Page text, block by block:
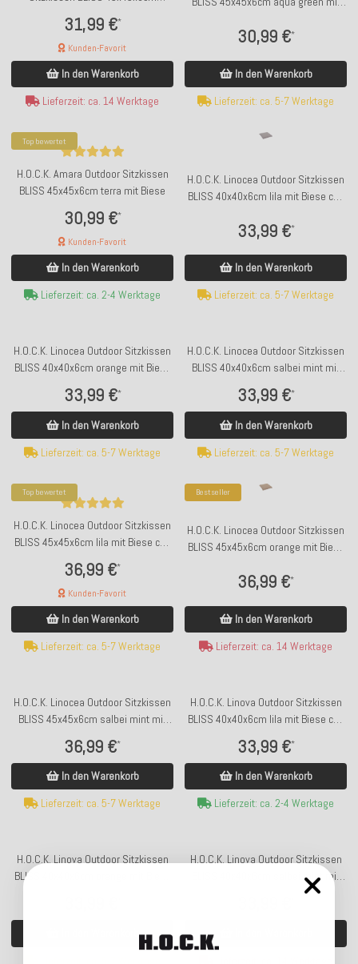
31,99 €*
Kunden-Favorit
In den Warenkorb
Lieferzeit: ca. 14 Werktage
30,99 €*
In den Warenkorb
Lieferzeit: ca. 5-7 Werktage
Top bewertet
H.O.C.K. Amara Outdoor Sitzkissen
BLISS 45x45x6cm terra mit Biese
30,99 €*
Kunden-Favorit
In den Warenkorb
Lieferzeit: ca. 2-4 Werktage
H.O.C.K. Linocea Outdoor Sitzkissen
BLISS 40x40x6cm lila mit Biese col.
33,99 €*
In den Warenkorb
Lieferzeit: ca. 5-7 Werktage
H.O.C.K. Linocea Outdoor Sitzkissen
BLISS 40x40x6cm orange mit Biese
33,99 €*
In den Warenkorb
Lieferzeit: ca. 5-7 Werktage
H.O.C.K. Linocea Outdoor Sitzkissen
BLISS 40x40x6cm salbei mint mit
33,99 €*
In den Warenkorb
Lieferzeit: ca. 5-7 Werktage
Top bewertet
H.O.C.K. Linocea Outdoor Sitzkissen
BLISS 45x45x6cm lila mit Biese col.
36,99 €*
Kunden-Favorit
In den Warenkorb
Lieferzeit: ca. 5-7 Werktage
Bestseller
H.O.C.K. Linocea Outdoor Sitzkissen
BLISS 45x45x6cm orange mit Biese
36,99 €*
In den Warenkorb
Lieferzeit: ca. 14 Werktage
H.O.C.K. Linocea Outdoor Sitzkissen
BLISS 45x45x6cm salbei mint mit
36,99 €*
In den Warenkorb
Lieferzeit: ca. 5-7 Werktage
H.O.C.K. Linova Outdoor Sitzkissen
BLISS 40x40x6cm lila mit Biese col.
33,99 €*
In den Warenkorb
Lieferzeit: ca. 2-4 Werktage
H.O.C.K. Linova Outdoor Sitzkissen
BLISS 40x40x6cm orange mit Biese
H.O.C.K. Linova Outdoor Sitzkissen
BLISS 40x40x6cm salbei mint mit
Biese col. 407025